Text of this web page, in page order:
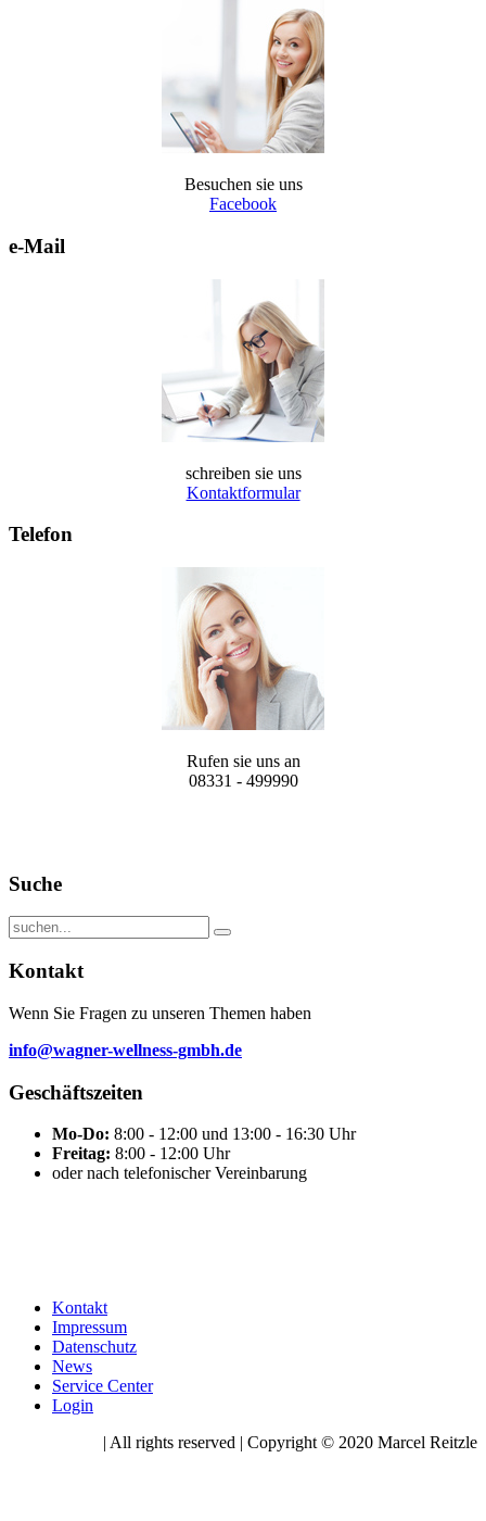
Besuchen sie uns
Facebook
e-Mail
schreiben sie uns
Kontaktformular
Telefon
Rufen sie uns an
08331 - 499990
Suche
Kontakt
Wenn Sie Fragen zu unseren Themen haben
info@wagner-wellness-gmbh.de
Geschäftszeiten
Mo-Do: 8:00 - 12:00 und 13:00 - 16:30 Uhr
Freitag: 8:00 - 12:00 Uhr
oder nach telefonischer Vereinbarung
Kontakt
Impressum
Datenschutz
News
Service Center
Login
| All rights reserved | Copyright © 2020 Marcel Reitzle